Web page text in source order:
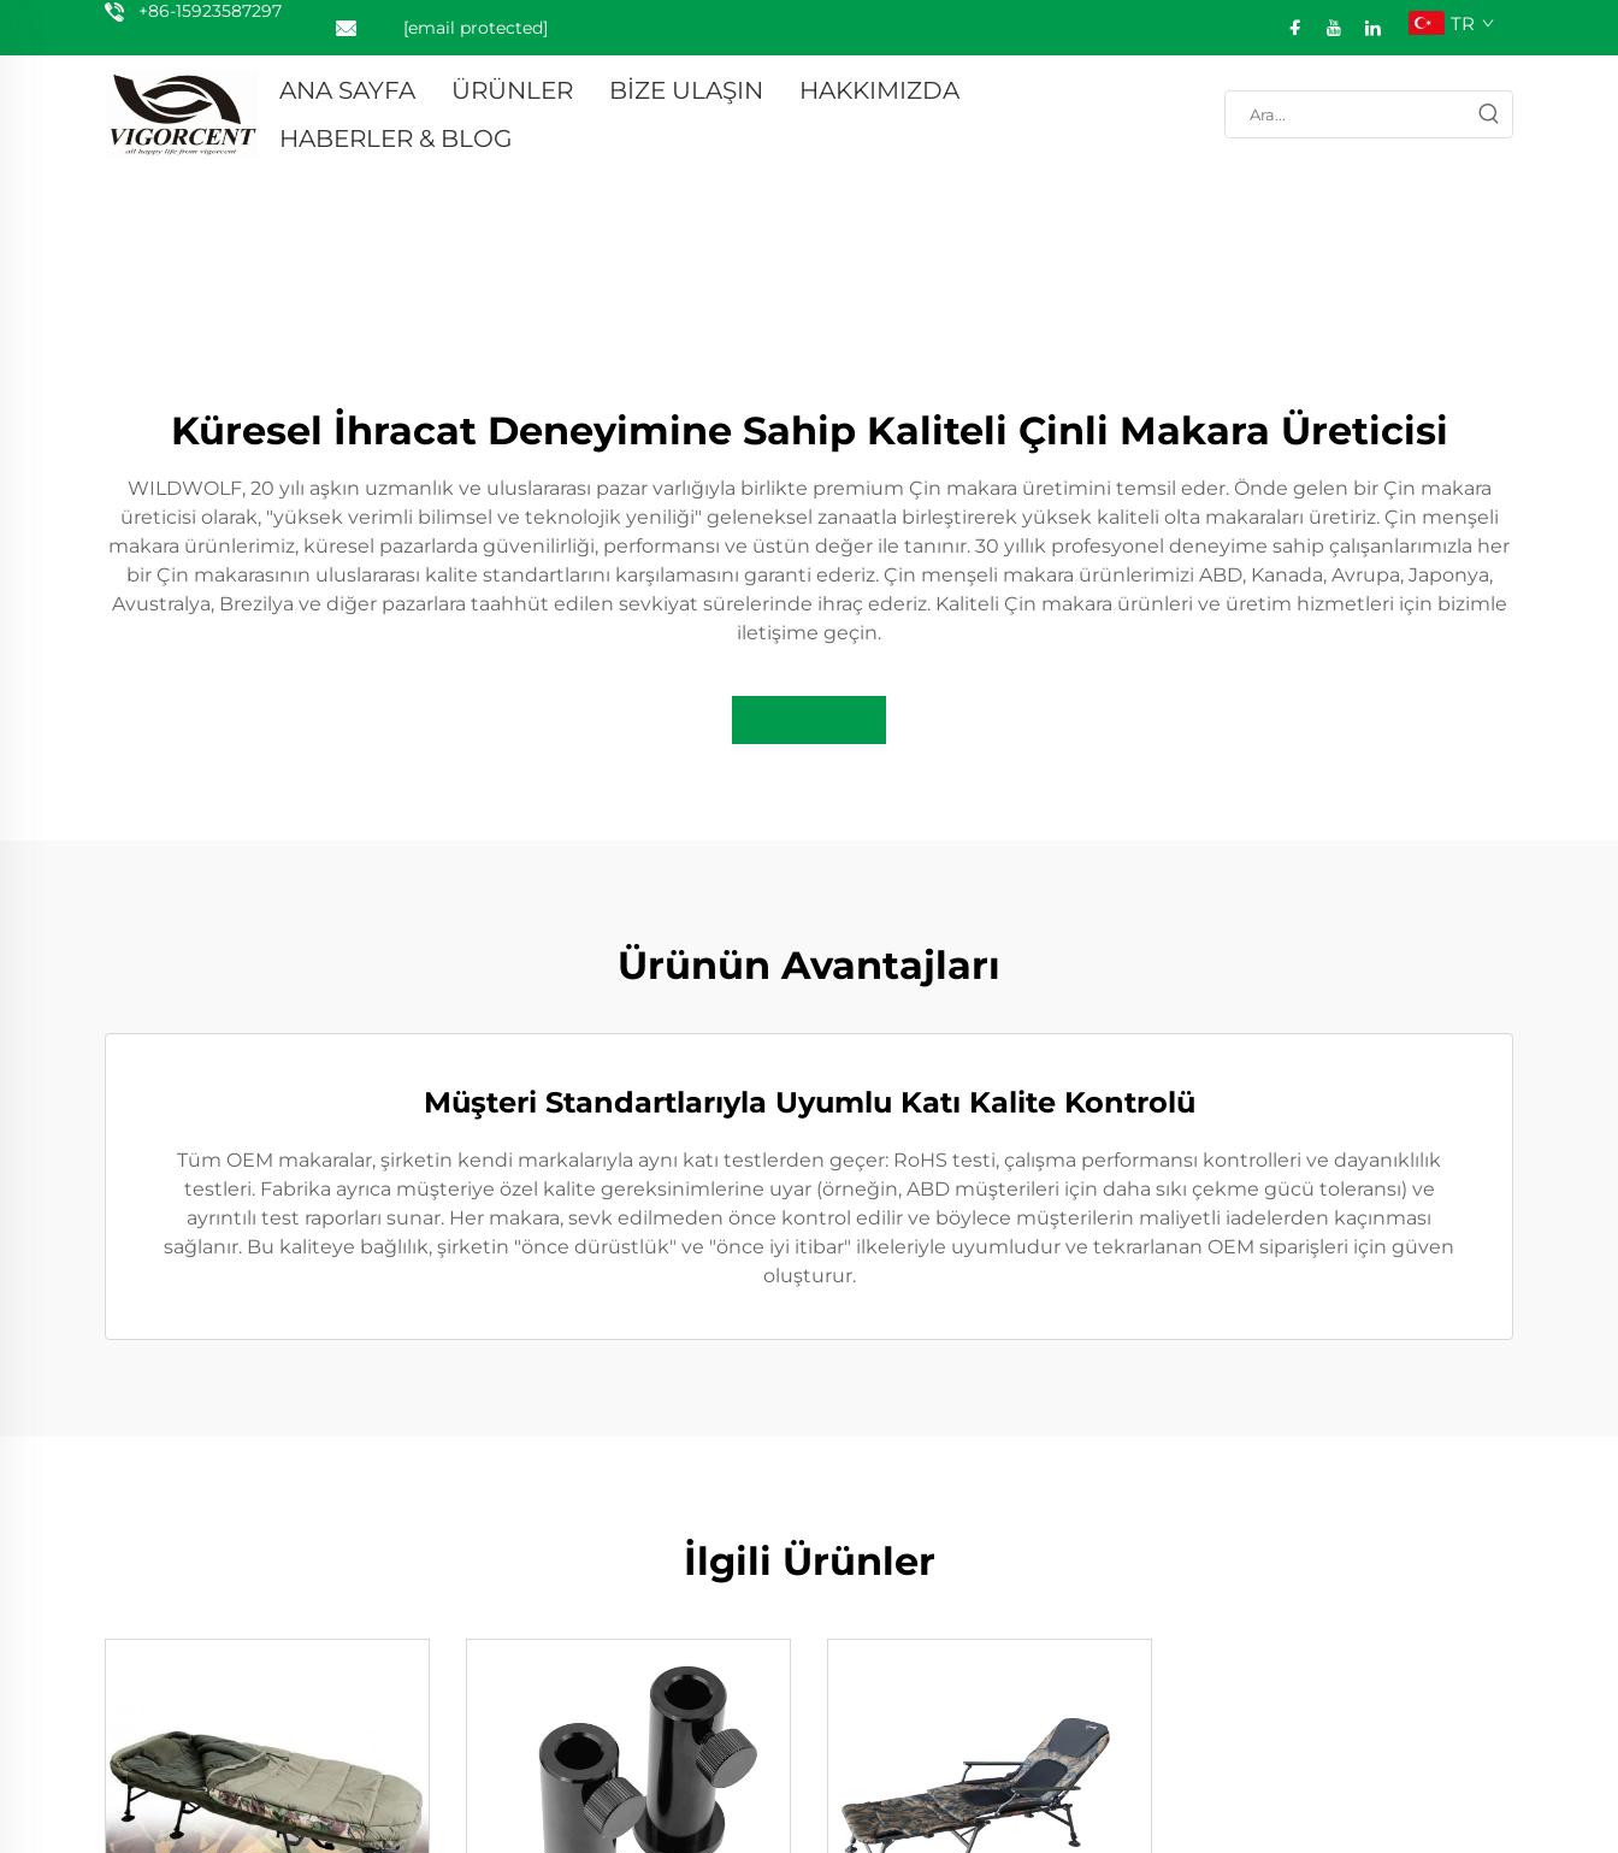
+86-15923587297
[email protected] TR
ANA SAYFA ÜRÜNLER BİZE ULAŞIN
HAKKIMIZDA
HABERLER & BLOG
Küresel İhracat Deneyimine Sahip Kaliteli Çinli Makara Üreticisi
WILDWOLF, 20 yılı aşkın uzmanlık ve uluslararası pazar varlığıyla birlikte premium Çin makara üretimini temsil eder. Önde gelen bir Çin makara
üreticisi olarak, "yüksek verimli bilimsel ve teknolojik yeniliği" geleneksel zanaatla birleştirerek yüksek kaliteli olta makaraları üretiriz. Çin menşeli
makara ürünlerimiz, küresel pazarlarda güvenilirliği, performansı ve üstün değer ile tanınır. 30 yıllık profesyonel deneyime sahip çalışanlarımızla her
bir Çin makarasının uluslararası kalite standartlarını karşılamasını garanti ederiz. Çin menşeli makara ürünlerimizi ABD, Kanada, Avrupa, Japonya,
Avustralya, Brezilya ve diğer pazarlara taahhüt edilen sevkiyat sürelerinde ihraç ederiz. Kaliteli Çin makara ürünleri ve üretim hizmetleri için bizimle
iletişime geçin.
Ürünün Avantajları
Müşteri Standartlarıyla Uyumlu Katı Kalite Kontrolü
Tüm OEM makaralar, şirketin kendi markalarıyla aynı katı testlerden geçer: RoHS testi, çalışma performansı kontrolleri ve dayanıklılık
testleri. Fabrika ayrıca müşteriye özel kalite gereksinimlerine uyar (örneğin, ABD müşterileri için daha sıkı çekme gücü toleransı) ve
ayrıntılı test raporları sunar. Her makara, sevk edilmeden önce kontrol edilir ve böylece müşterilerin maliyetli iadelerden kaçınması
sağlanır. Bu kaliteye bağlılık, şirketin "önce dürüstlük" ve "önce iyi itibar" ilkeleriyle uyumludur ve tekrarlanan OEM siparişleri için güven
oluşturur.
İlgili Ürünler